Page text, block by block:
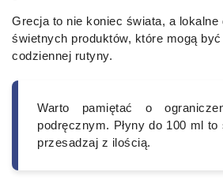
Grecja to nie koniec świata, a lokalne
świetnych produktów, które mogą być
codziennej rutyny.
Warto pamiętać o
podręcznym. Płyny do 100 ml
przesadzaj z ilością.